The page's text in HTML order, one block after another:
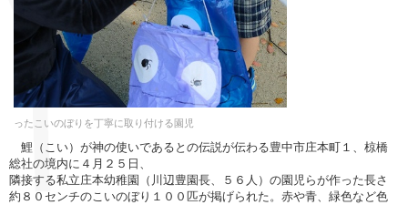
ったこいのぼりを丁寧に取り付ける園児
鯉（こい）が神の使いであるとの伝説が伝わる豊中市庄本町１、椋橋
総社の境内に４月２５日、
隣接する私立庄本幼稚園（川辺豊園長、５６人）の園児らが作った長さ
約８０センチのこいのぼり１００匹が掲げられた。赤や青、緑色など色